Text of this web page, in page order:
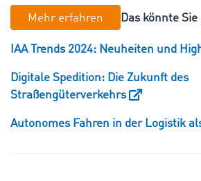
Mehr erfahren Das könnte
IAA Trends 2024: Neuheiten und
Digitale Spedition: Die Zukunft des
Straßengüterverkehrs
Autonomes Fahren in der Logistik